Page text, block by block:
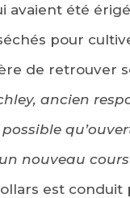
avaient été
pour
de retrouver
ancien
nouveau cours
est conduit